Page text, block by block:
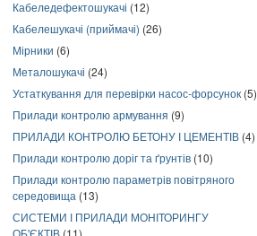
Кабеледефектошукачі (12)
Кабелешукачі (приймачі) (26)
Мірники (6)
Металошукачі (24)
Устаткування для перевірки насос-форсунок (5)
Прилади контролю армування (9)
ПРИЛАДИ КОНТРОЛЮ БЕТОНУ І ЦЕМЕНТІВ (4)
Прилади контролю доріг та ґрунтів (10)
Прилади контролю параметрів повітряного
середовища (13)
СИСТЕМИ І ПРИЛАДИ МОНІТОРИНГУ
ОБ'ЄКТІВ (11)